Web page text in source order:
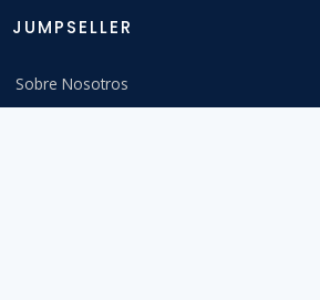
JUMPSELLER
Sobre Nosotros